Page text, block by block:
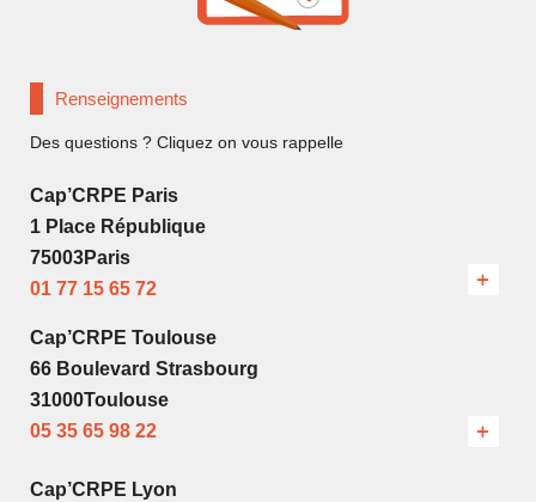
Renseignements
Des questions ? Cliquez on vous rappelle
Cap’CRPE Paris
1 Place République
75003Paris
01 77 15 65 72
Cap’CRPE Toulouse
66 Boulevard Strasbourg
31000Toulouse
05 35 65 98 22
Cap’CRPE Lyon